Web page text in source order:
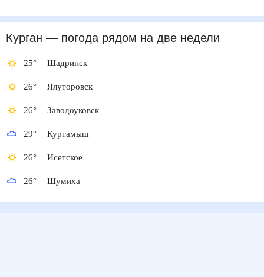
Курган — погода рядом на две недели
25° Шадринск
26° Ялуторовск
26° Заводоуковск
29° Куртамыш
26° Исетское
26° Шумиха